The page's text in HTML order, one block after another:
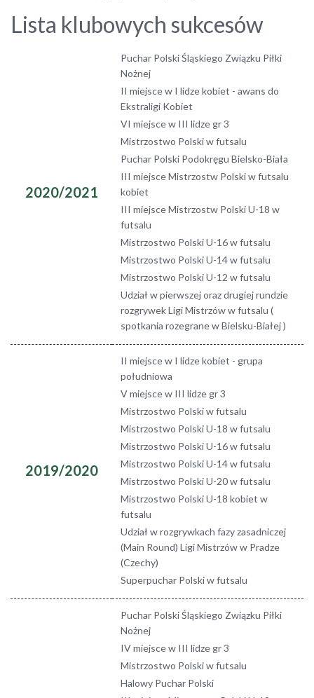
Lista klubowych sukcesów
2020/2021
Puchar Polski Śląskiego Związku Piłki
Nożnej
II miejsce w I lidze kobiet - awans do
Ekstraligi Kobiet
VI miejsce w III lidze gr 3
Mistrzostwo Polski w futsalu
Puchar Polski Podokręgu Bielsko-Biała
III miejsce Mistrzostw Polski w futsalu
kobiet
III miejsce Mistrzostw Polski U-18 w
futsalu
Mistrzostwo Polski U-16 w futsalu
Mistrzostwo Polski U-14 w futsalu
Mistrzostwo Polski U-12 w futsalu
Udział w pierwszej oraz drugiej rundzie
rozgrywek Ligi Mistrzów w futsalu (
spotkania rozegrane w Bielsku-Białej )
2019/2020
II miejsce w I lidze kobiet - grupa
południowa
V miejsce w III lidze gr 3
Mistrzostwo Polski w futsalu
Mistrzostwo Polski U-18 w futsalu
Mistrzostwo Polski U-16 w futsalu
Mistrzostwo Polski U-14 w futsalu
Mistrzostwo Polski U-20 w futsalu
Mistrzostwo Polski U-18 kobiet w
futsalu
Udział w rozgrywkach fazy zasadniczej
(Main Round) Ligi Mistrzów w Pradze
(Czechy)
Superpuchar Polski w futsalu
Puchar Polski Śląskiego Związku Piłki
Nożnej
IV miejsce w III lidze gr 3
Mistrzostwo Polski w futsalu
Halowy Puchar Polski